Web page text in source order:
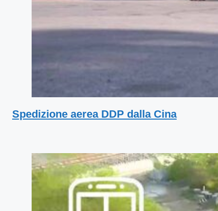
Spedizione aerea DDP dalla Cina